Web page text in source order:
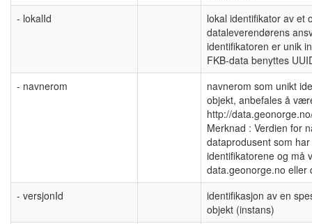
- lokalId
lokal identifikator av et
dataleverendørens
identifikatoren er unik
FKB-data benyttes
- navnerom
navnerom som unikt
objekt, anbefales å
http://
Merknad : Verdien for
dataprodusent som
identifikatorene og må
data.geonorge.no eller
- versjonId
identifikasjon av en
objekt (instans)